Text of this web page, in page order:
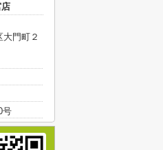
門町２
号